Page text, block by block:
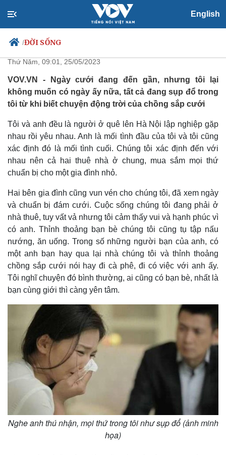
English
/ĐỜI SỐNG
Chính trị
Đảng
Tổ chức nhân sự
Nhận diện sự thật
Xã hội
Tin 24h
Dự báo thời tiết
Dấu ấn VOV
Việc làm
Biển đảo
Phát hiện bí mật động trời của
chồng sắp cưới, tôi muốn từ hôn
Thứ Năm, 09:01, 25/05/2023
VOV.VN - Ngày cưới đang đến gần, nhưng tôi lại
không muốn có ngày ấy nữa, tất cả đang sụp đổ trong
tôi từ khi biết chuyện động trời của chồng sắp cưới
Tôi và anh đều là người ở quê lên Hà Nội lập nghiệp gặp
nhau rồi yêu nhau. Anh là mối tình đầu của tôi và tôi cũng
xác định đó là mối tình cuối. Chúng tôi xác định đến với
nhau nên cả hai thuê nhà ở chung, mua sắm mọi thứ
chuẩn bị cho một gia đình nhỏ.
Hai bên gia đình cũng vun vén cho chúng tôi, đã xem ngày
và chuẩn bị đám cưới. Cuộc sống chúng tôi đang phải ở
nhà thuê, tuy vất vả nhưng tôi cảm thấy vui và hạnh phúc vì
có anh. Thỉnh thoảng bạn bè chúng tôi cũng tụ tập nấu
nướng, ăn uống. Trong số những người bạn của anh, có
một anh bạn hay qua lại nhà chúng tôi và thỉnh thoảng
chồng sắp cưới nói hay đi cà phê, đi có việc với anh ấy.
Tôi nghĩ chuyện đó bình thường, ai cũng có bạn bè, nhất là
bạn cùng giới thì càng yên tâm.
Nghe anh thú nhận, mọi thứ trong tôi như sụp đổ (ảnh minh
họa)